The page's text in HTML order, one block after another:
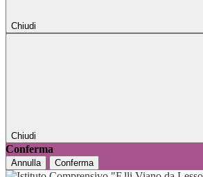
Chiudi
Chiudi
Conferma
Annulla Conferma